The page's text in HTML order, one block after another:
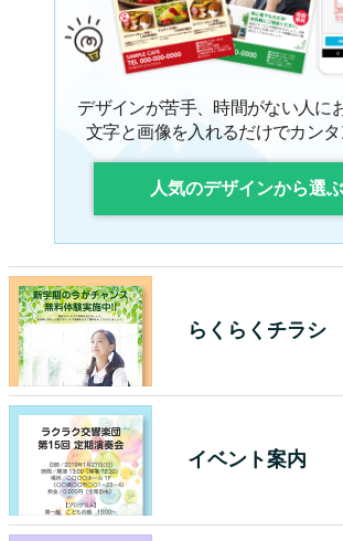
デザインが苦手、時間がない人に
文字と画像を入れるだけでカンタ
人気のデザインから選ぶ
らくらくチラシ
イベント案内